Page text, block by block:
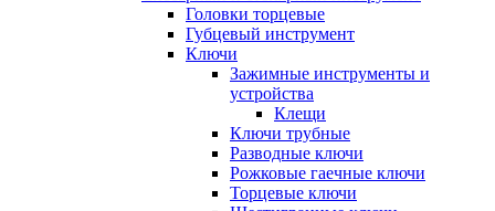
Головки торцевые
Губцевый инструмент
Ключи
Зажимные инструменты и
устройства
Клещи
Ключи трубные
Разводные ключи
Рожковые гаечные ключи
Торцевые ключи